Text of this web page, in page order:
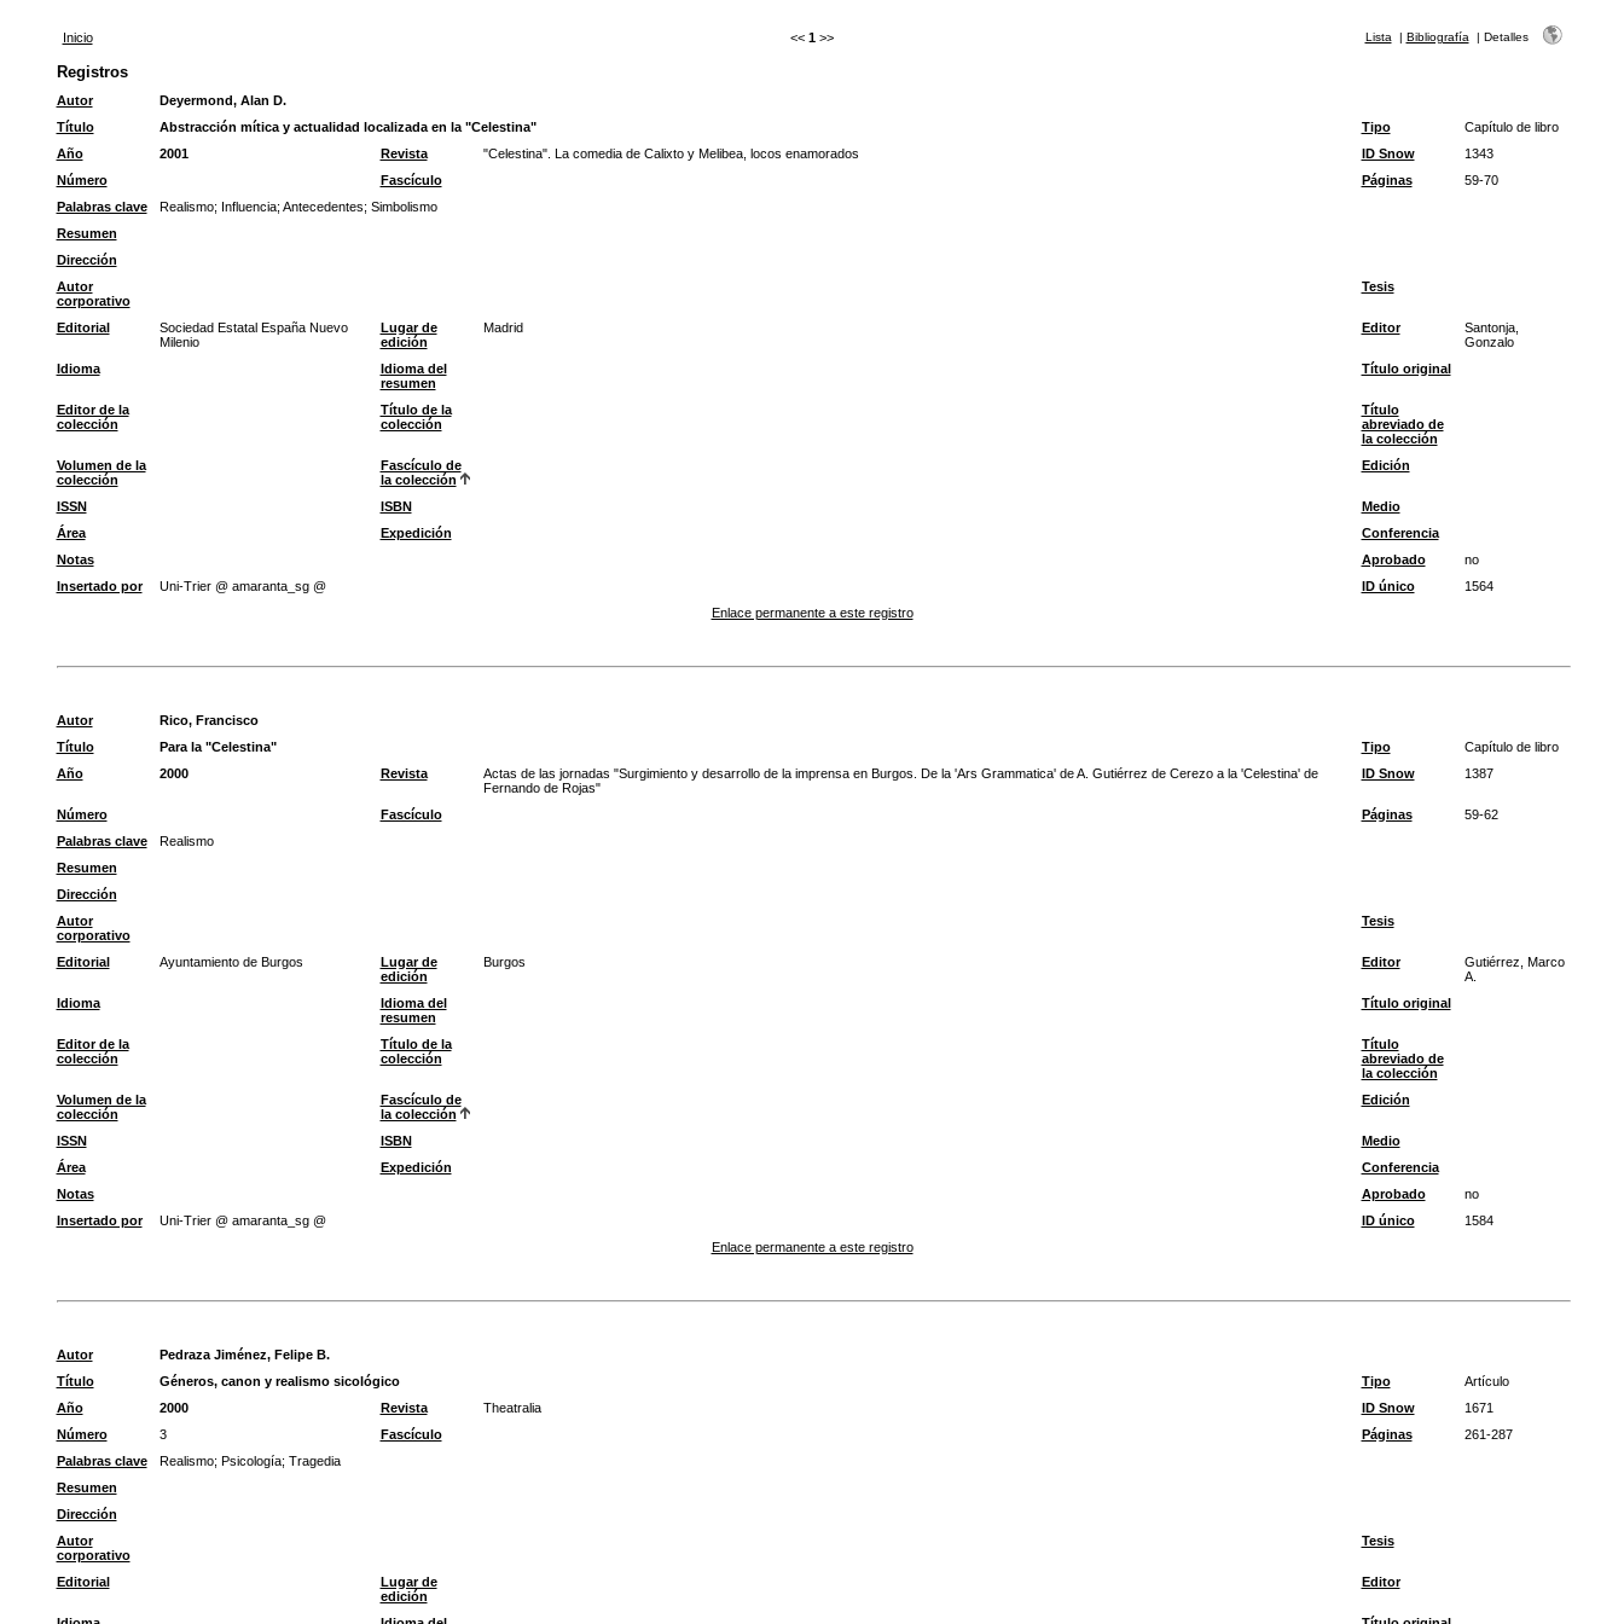
Inicio << 1 >> Lista | Bibliografía | Detalles
Registros
Autor
Deyermond, Alan D.
Título
Abstracción mítica y actualidad localizada en la "Celestina" Tipo
Capítulo de libro
Año
2001 Revista "Celestina". La comedia de Calixto y Melibea, locos enamorados ID Snow
1343
Número
Fascículo Páginas
59-70
Palabras clave
Realismo; Influencia; Antecedentes; Simbolismo
Resumen
Dirección
Autor
corporativo
Tesis
Editorial
Sociedad Estatal España Nuevo
Milenio
Lugar de
edición
Madrid Editor
Santonja,
Gonzalo
Idioma
Idioma del
resumen
Título original
Editor de la
colección
Título de la
colección
Título
abreviado de
la colección
Volumen de la
colección
Fascículo de
la colección
Edición
ISSN ISBN
Medio
Área
Expedición
Conferencia
Notas
Aprobado
no
Insertado por
Uni-Trier @ amaranta_sg @ ID único
1564
Enlace permanente a este registro
Autor
Rico, Francisco
Título
Para la "Celestina" Tipo
Capítulo de libro
Año
2000 Revista
Actas de las jornadas "Surgimiento y desarrollo de la imprensa en Burgos. De la 'Ars Grammatica' de A. Gutiérrez de Cerezo a la 'Celestina' de
Fernando de Rojas"
ID Snow 1387
Número Fascículo Páginas
59-62
Palabras clave
Realismo
Resumen
Dirección
Autor
corporativo
Tesis
Editorial Ayuntamiento de Burgos
Lugar de
edición
Burgos Editor
Gutiérrez, Marco
A.
Idioma
Idioma del
resumen
Título original
Editor de la
colección
Título de la
colección
Título
abreviado de
la colección
Volumen de la
colección
Fascículo de
la colección
Edición
ISSN ISBN
Medio
Área
Expedición
Conferencia
Notas
Aprobado
no
Insertado por
Uni-Trier @ amaranta_sg @ ID único
1584
Enlace permanente a este registro
Autor
Pedraza Jiménez, Felipe B.
Título
Géneros, canon y realismo sicológico Tipo
Artículo
Año
2000 Revista Theatralia ID Snow
1671
Número
3 Fascículo Páginas
261-287
Palabras clave
Realismo; Psicología; Tragedia
Resumen
Dirección
Autor
corporativo
Tesis
Editorial
Lugar de
edición
Editor